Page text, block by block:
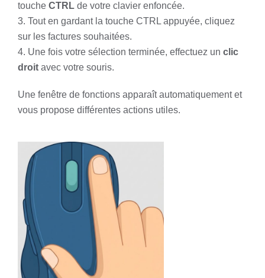
touche CTRLde votre clavier enfoncée.
3. Tout en gardant la touche CTRL appuyée, cliquez
sur les factures souhaitées.
4. Une fois votre sélection terminée, effectuez un clic
droitavec votre souris.
Une fenêtre de fonctions apparaît automatiquement et
vous propose différentes actions utiles.